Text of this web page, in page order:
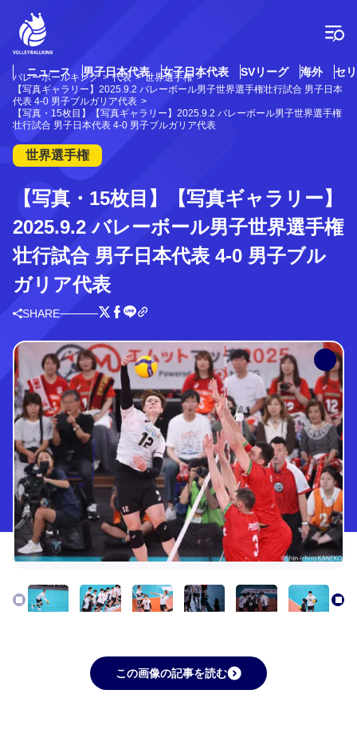
テ
ツ
プ
ニュース 男子日本代表 女子日本代表 SVリーグ 海外 セ
バレーボールキング 代表
世界選手権
【写真ギャラリー】2025.9.2 バレーボール男子世界選手権壮行試合 男子日本
代表 4-0 男子ブルガリア代表
【写真・15枚目】【写真ギャラリー】2025.9.2 バレーボール男子世界選手権
壮行試合 男子日本代表 4-0 男子ブルガリア代表
世界選手権
【写真・15枚目】【写真ギャラリー】
2025.9.2 バレーボール男子世界選手権
壮行試合 男子日本代表 4-0 男子ブル
ガリア代表
SHARE
この画像の記事を読む